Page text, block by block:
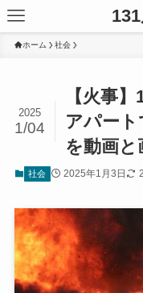
ホーム 社会
【火事
アパー
を動画と
2025
1/04
社会 2025年1月3日